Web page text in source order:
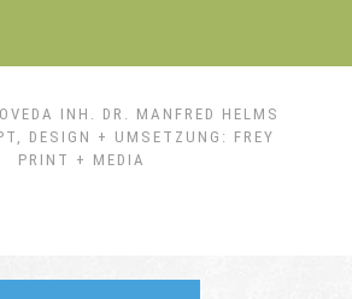
INH. DR. MANFRED HELMS
DESIGN + UMSETZUNG: FREY
PRINT + MEDIA